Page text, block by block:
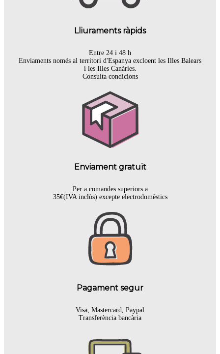
Lliuraments ràpids
Entre 24 i 48 h
Enviaments només al territori d'Espanya excloent les Illes Balears
i les Illes Canàries.
Consulta condicions
Enviament gratuït
Per a comandes superiors a
35€(IVA inclòs) excepte electrodomèstics
Pagament segur
Visa, Mastercard, Paypal
Transferència bancària